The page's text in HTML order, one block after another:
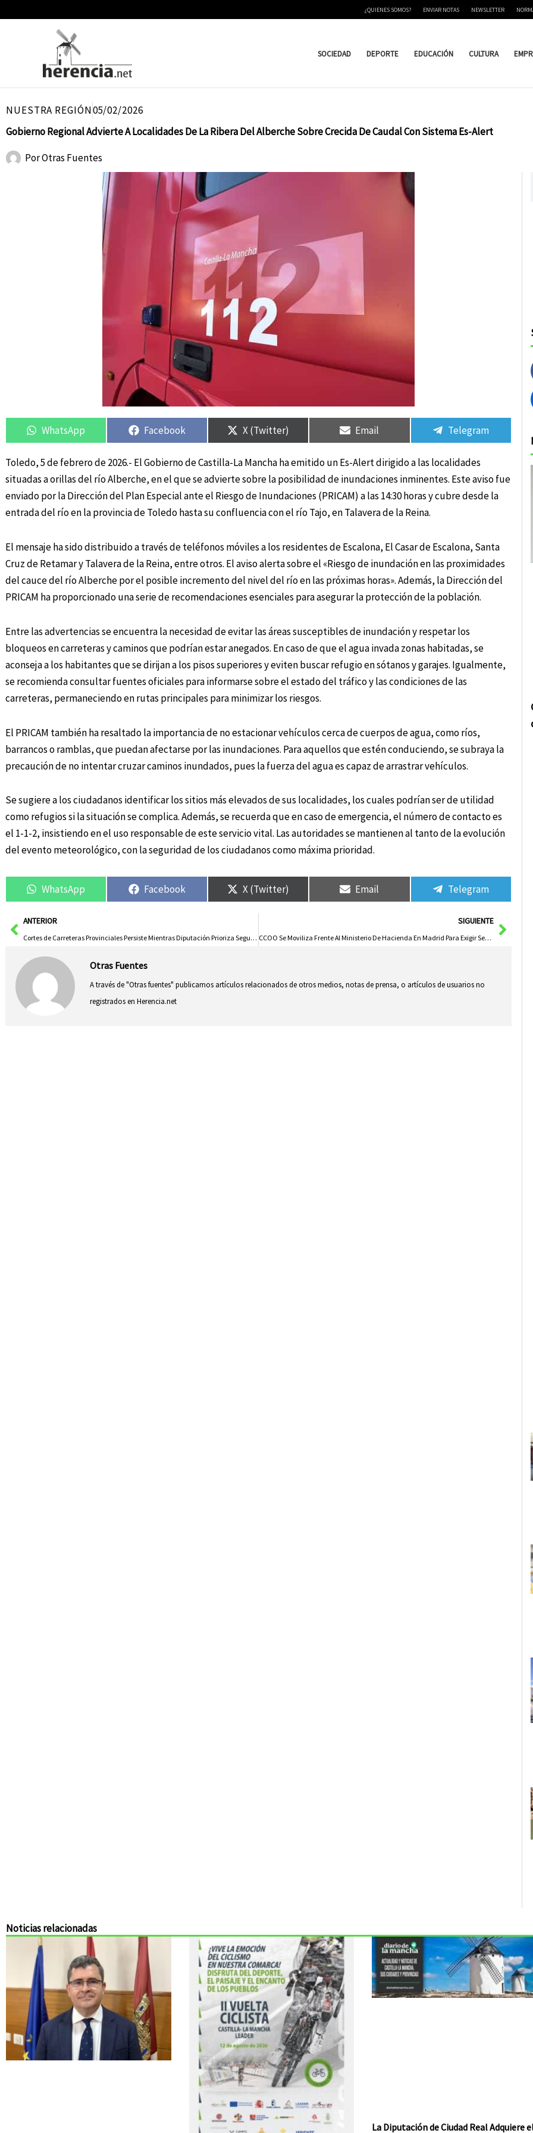
¿QUIENES SOMOS? ENVIAR NOTAS NEWSLETTER
SOCIEDAD DEPORTE EDUCACIÓN CULTURA
NUESTRA REGIÓN05/02/2026
Gobierno Regional Advierte A Localidades De La Ribera Del Alberche Sobre Crecida De Caudal Con Sistema Es-Alert
PorOtras Fuentes
en
WhatsApp
Compartir
en
Facebook
Compartir
en
X (Twitter)
Compartir
en
Email
en
Telegram
Toledo, 5 de febrero de 2026.- El Gobierno de Castilla-La Mancha ha emitido un Es-Alert dirigido a las localidades
situadas a orillas del río Alberche, en el que se advierte sobre la posibilidad de inundaciones inminentes. Este aviso fue
enviado por la Dirección del Plan Especial ante el Riesgo de Inundaciones (PRICAM) a las 14:30 horas y cubre desde la
entrada del río en la provincia de Toledo hasta su confluencia con el río Tajo, en Talavera de la Reina.
El mensaje ha sido distribuido a través de teléfonos móviles a los residentes de Escalona, El Casar de Escalona, Santa
Cruz de Retamar y Talavera de la Reina, entre otros. El aviso alerta sobre el «Riesgo de inundación en las proximidades
del cauce del río Alberche por el posible incremento del nivel del río en las próximas horas». Además, la Dirección del
PRICAM ha proporcionado una serie de recomendaciones esenciales para asegurar la protección de la población.
Entre las advertencias se encuentra la necesidad de evitar las áreas susceptibles de inundación y respetar los
bloqueos en carreteras y caminos que podrían estar anegados. En caso de que el agua invada zonas habitadas, se
aconseja a los habitantes que se dirijan a los pisos superiores y eviten buscar refugio en sótanos y garajes. Igualmente,
se recomienda consultar fuentes oficiales para informarse sobre el estado del tráfico y las condiciones de las
carreteras, permaneciendo en rutas principales para minimizar los riesgos.
El PRICAM también ha resaltado la importancia de no estacionar vehículos cerca de cuerpos de agua, como ríos,
barrancos o ramblas, que puedan afectarse por las inundaciones. Para aquellos que estén conduciendo, se subraya la
precaución de no intentar cruzar caminos inundados, pues la fuerza del agua es capaz de arrastrar vehículos.
Se sugiere a los ciudadanos identificar los sitios más elevados de sus localidades, los cuales podrían ser de utilidad
como refugios si la situación se complica. Además, se recuerda que en caso de emergencia, el número de contacto es
el 1-1-2, insistiendo en el uso responsable de este servicio vital. Las autoridades se mantienen al tanto de la evolución
del evento meteorológico, con la seguridad de los ciudadanos como máxima prioridad.
en
WhatsApp
Compartir
en
Facebook
Compartir
en
X (Twitter)
Compartir
en
Email
en
Telegram
AntANTERIOR
Cortes de Carreteras Provinciales Persiste Mientras Diputación Prioriza Seguridad
SIGUIENTE
CCOO Se Moviliza Frente Al Ministerio De Hacienda En Madrid Para Exigir Seguridad Laboral En El Grupo Losán
Otras Fuentes
A través de "Otras fuentes" publicamos artículos relacionados de otros medios, notas de prensa, o artículos de usuarios no
registrados en Herencia.net
Noticias relacionadas
La Diputación de Ciudad Real Adquiere